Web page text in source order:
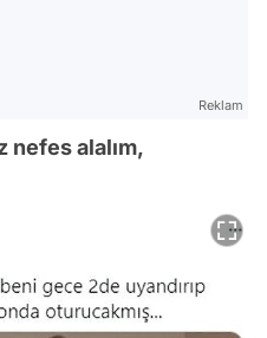
Reklam
nefes alalım,